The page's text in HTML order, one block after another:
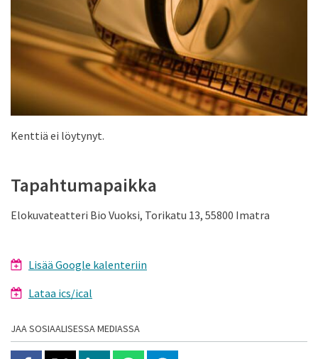
Kenttiä ei löytynyt.
Tapahtumapaikka
Elokuvateatteri Bio Vuoksi, Torikatu 13, 55800 Imatra
Lisää Google kalenteriin
Lataa ics/ical
JAA SOSIAALISESSA MEDIASSA